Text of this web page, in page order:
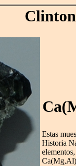
Estas
Historia
Ca(Mg,Al)